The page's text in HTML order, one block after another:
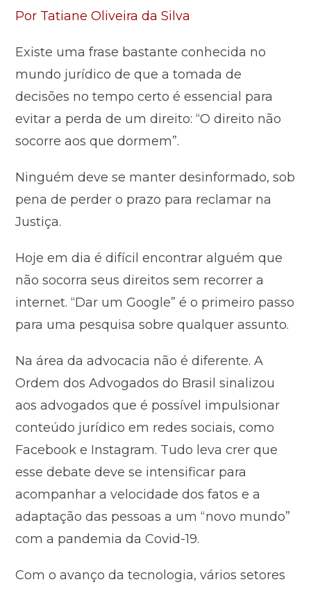
Por Tatiane Oliveira da Silva
Existe uma frase bastante conhecida no
mundo jurídico de que a tomada de
decisões no tempo certo é essencial para
evitar a perda de um direito: “O direito não
socorre aos que dormem”.
Ninguém deve se manter desinformado, sob
pena de perder o prazo para reclamar na
Justiça.
Hoje em dia é difícil encontrar alguém que
não socorra seus direitos sem recorrer a
internet. “Dar um Google” é o primeiro passo
para uma pesquisa sobre qualquer assunto.
Na área da advocacia não é diferente. A
Ordem dos Advogados do Brasil sinalizou
aos advogados que é possível impulsionar
conteúdo jurídico em redes sociais, como
Facebook e Instagram. Tudo leva crer que
esse debate deve se intensificar para
acompanhar a velocidade dos fatos e a
adaptação das pessoas a um “novo mundo”
com a pandemia da Covid-19.
Com o avanço da tecnologia, vários setores